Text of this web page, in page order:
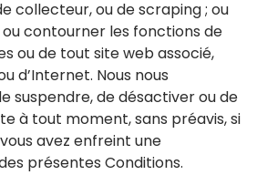
collecteur, ou de scraping ; ou
contourner les fonctions de
ou de tout site web associé,
d’Internet. Nous nous
suspendre, de désactiver ou de
à tout moment, sans préavis, si
avez enfreint une
présentes Conditions.